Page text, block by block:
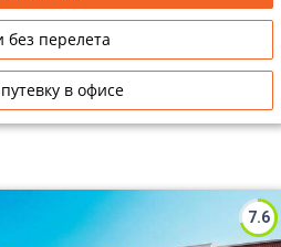
без перелета
в офисе
7.6